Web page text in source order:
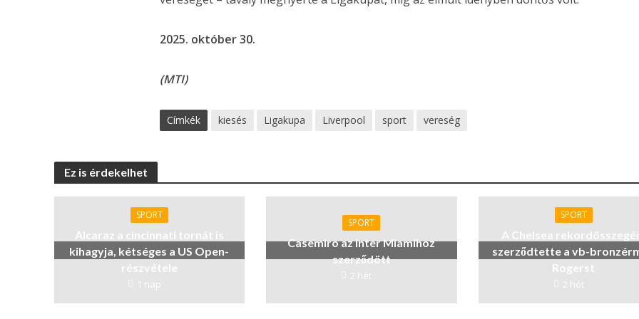
2025. október 30.
(MTI)
Címkék kiesés Ligakupa Liverpool sport vereség
Ez is érdekelhet
SPORT
Alcaraz a cincinnati tornát is
kihagyja, kétséges a US Open-
részvétele
1 nap
SPORT
Casemiro az Inter Miamihoz
szerződött
2 hét
SPORT
A Chelsea
szerződtette a vb-
Rogerst
2 hét